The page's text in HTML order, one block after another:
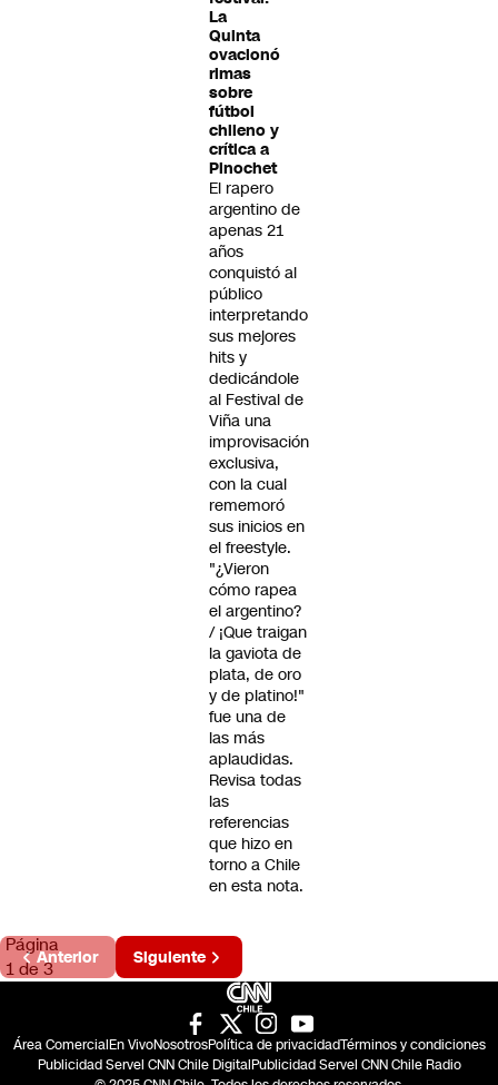
La
Quinta
ovacionó
rimas
sobre
fútbol
chileno y
crítica a
Pinochet
El rapero
argentino de
apenas 21
años
conquistó al
público
interpretando
sus mejores
hits y
dedicándole
al Festival de
Viña una
improvisación
exclusiva,
con la cual
rememoró
sus inicios en
el freestyle.
"¿Vieron
cómo rapea
el argentino?
/ ¡Que traigan
la gaviota de
plata, de oro
y de platino!"
fue una de
las más
aplaudidas.
Revisa todas
las
referencias
que hizo en
torno a Chile
en esta nota.
Página
1 de 3
Anterior Siguiente
Área ComercialEn VivoNosotrosPolítica de privacidadTérminos y condiciones
Publicidad Servel CNN Chile DigitalPublicidad Servel CNN Chile Radio